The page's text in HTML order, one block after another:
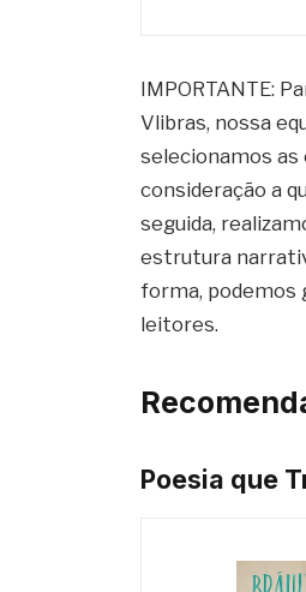
IMPORTANTE:
Vlibras, nossa
selecionamos
consideração a
seguida,
estrutura
forma, podemos
leitores.
Poesia que